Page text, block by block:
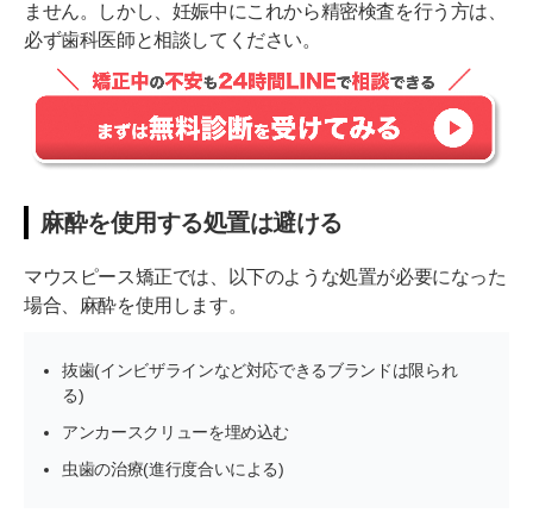
ません。しかし、妊娠中にこれから精密検査を行う方は、
必ず歯科医師と相談してください。
麻酔を使用する処置は避ける
マウスピース矯正では、以下のような処置が必要になった
場合、麻酔を使用します。
抜歯(インビザラインなど対応できるブランドは限られ
る)
アンカースクリューを埋め込む
虫歯の治療(進行度合いによる)